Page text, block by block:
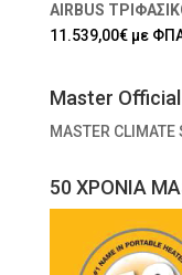
AIRBUS
11.539,00€ με
Master Official
MASTER CLIMATE
50 ΧΡΟΝΙΑ